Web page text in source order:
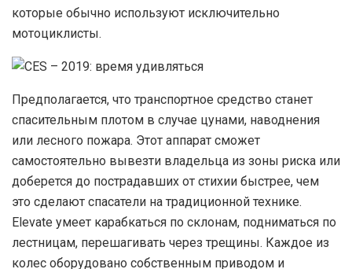
которые обычно используют исключительно
мотоциклисты.
Предполагается, что транспортное средство станет
спасительным плотом в случае цунами, наводнения
или лесного пожара. Этот аппарат сможет
самостоятельно вывезти владельца из зоны риска или
доберется до пострадавших от стихии быстрее, чем
это сделают спасатели на традиционной технике.
Elevate умеет карабкаться по склонам, подниматься по
лестницам, перешагивать через трещины. Каждое из
колес оборудовано собственным приводом и